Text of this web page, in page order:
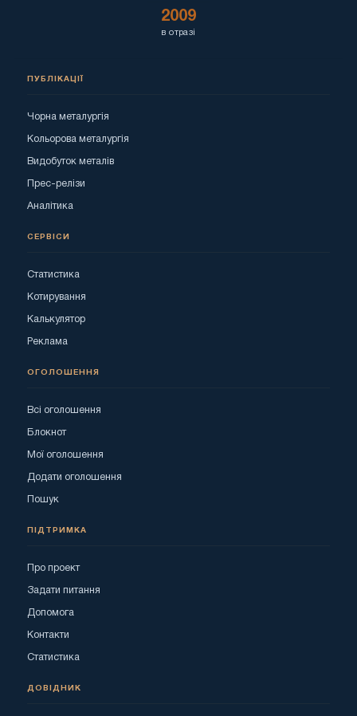
2009
в отразі
ПУБЛІКАЦІЇ
Чорна металургія
Кольорова металургія
Видобуток металів
Прес-релізи
Аналітика
СЕРВІСИ
Статистика
Котирування
Калькулятор
Реклама
ОГОЛОШЕННЯ
Всі оголошення
Блокнот
Мої оголошення
Додати оголошення
Пошук
ПІДТРИМКА
Про проект
Задати питання
Допомога
Контакти
Статистика
ДОВІДНИК